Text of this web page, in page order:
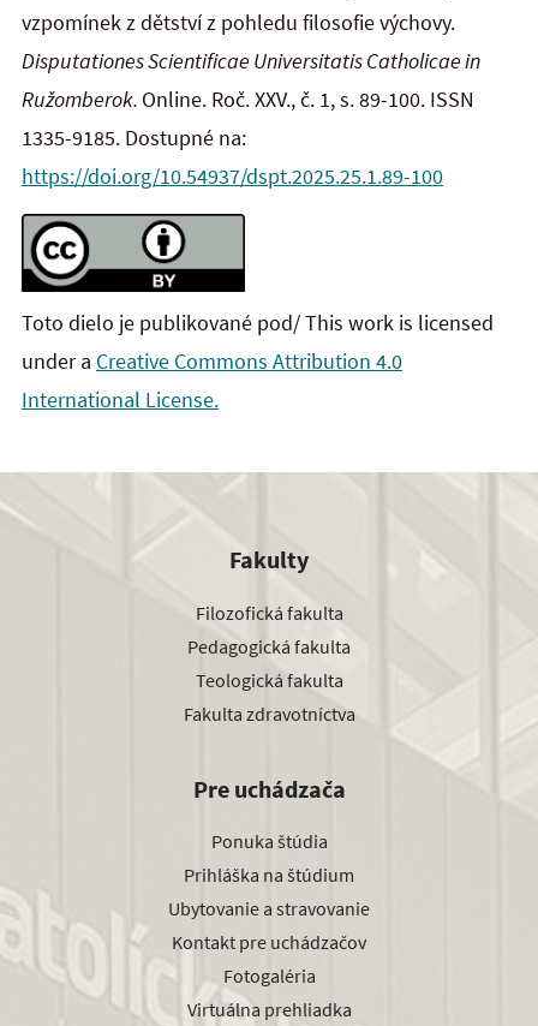
vzpomínek z dětství z pohledu filosofie výchovy.
Disputationes Scientificae Universitatis Catholicae in
Ružomberok. Online. Roč. XXV., č. 1, s. 89-100. ISSN
1335-9185. Dostupné na:
https://doi.org/10.54937/dspt.2025.25.1.89-100
Toto dielo je publikované pod/ This work is licensed
under a Creative Commons Attribution 4.0
International License.
Fakulty
Filozofická fakulta
Pedagogická fakulta
Teologická fakulta
Fakulta zdravotníctva
Pre uchádzača
Ponuka štúdia
Prihláška na štúdium
Ubytovanie a stravovanie
Kontakt pre uchádzačov
Fotogaléria
Virtuálna prehliadka